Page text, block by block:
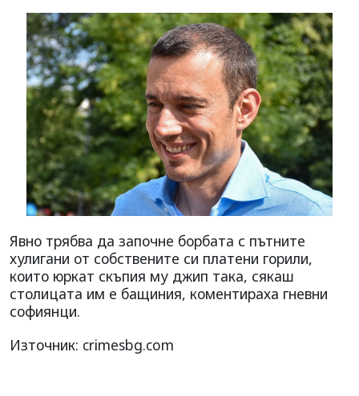
Явно трябва да започне борбата с пътните
хулигани от собствените си платени горили,
които юркат скъпия му джип така, сякаш
столицата им е бащиния, коментираха гневни
софиянци.
Източник: crimesbg.com